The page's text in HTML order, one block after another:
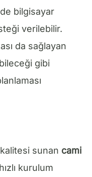
bilgisayar
verilebilir.
da sağlayan
gibi
sunan cami
kurulum